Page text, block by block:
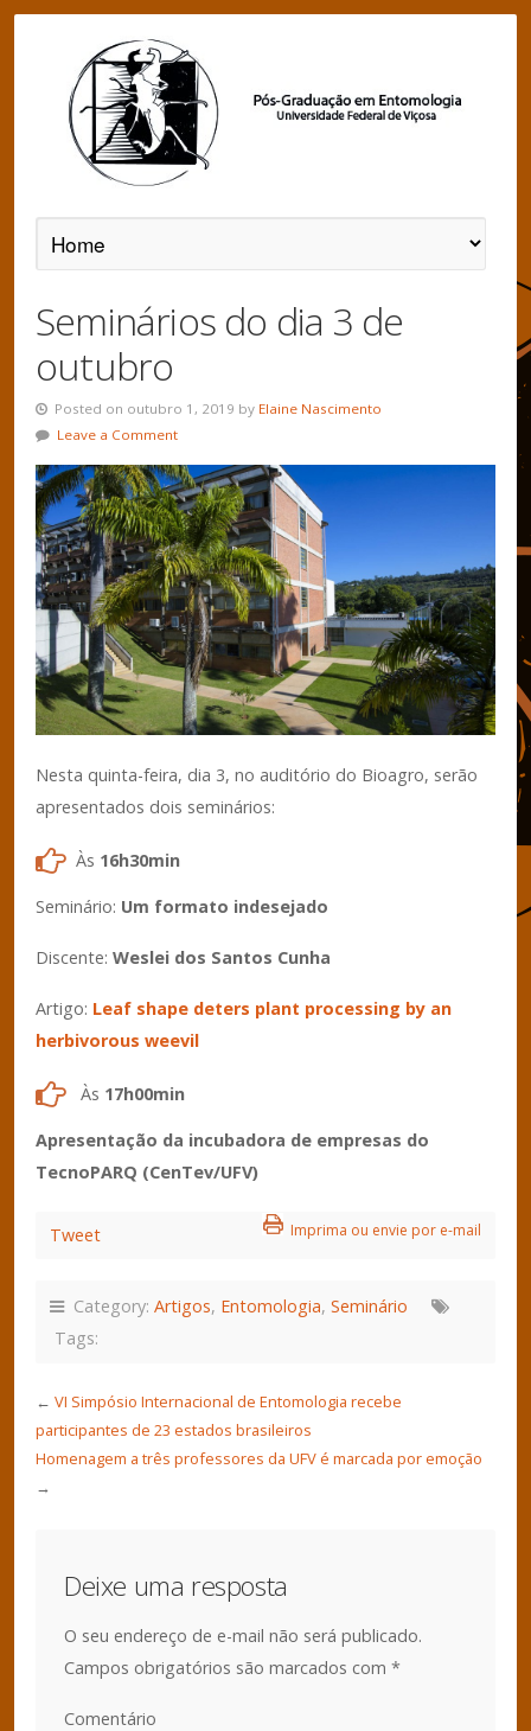
Seminários do dia 3 de
outubro
Posted on outubro 1, 2019 by Elaine Nascimento
Leave a Comment
Nesta quinta-feira, dia 3, no auditório do Bioagro, serão
apresentados dois seminários:
Às 16h30min
Seminário: Um formato indesejado
Discente: Weslei dos Santos Cunha
Artigo: Leaf shape deters plant processing by an
herbivorous weevil
Às 17h00min
Apresentação da incubadora de empresas do
TecnoPARQ (CenTev/UFV)
Imprima ou envie por e-mail
Tweet
Category: Artigos, Entomologia, Seminário
Tags:
← VI Simpósio Internacional de Entomologia recebe
participantes de 23 estados brasileiros
Homenagem a três professores da UFV é marcada por emoção
→
Deixe uma resposta
O seu endereço de e-mail não será publicado.
Campos obrigatórios são marcados com *
Comentário